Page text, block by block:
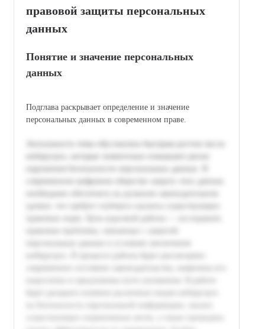
правовой защиты персональных
данных
Понятие и значение персональных
данных
Подглава раскрывает определение и значение
персональных данных в современном праве.